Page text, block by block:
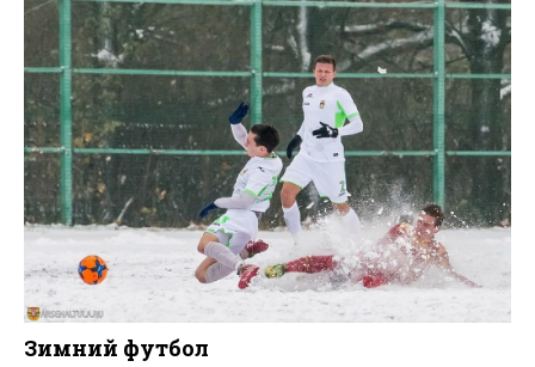
Зимний футбол